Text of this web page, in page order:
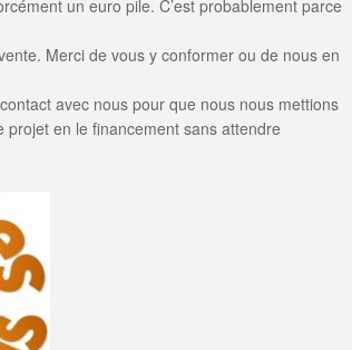
un euro pile. C’est probablement parce
Merci de vous y conformer ou de nous en
avec nous pour que nous nous mettions
projet en le financement sans attendre